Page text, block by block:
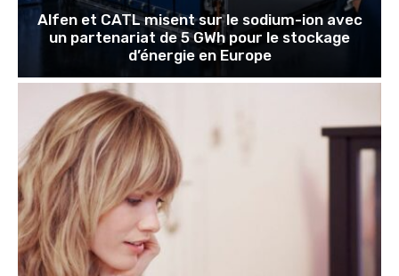
Alfen et CATL misent sur le sodium-ion avec
un partenariat de 5 GWh pour le stockage
d’énergie en Europe